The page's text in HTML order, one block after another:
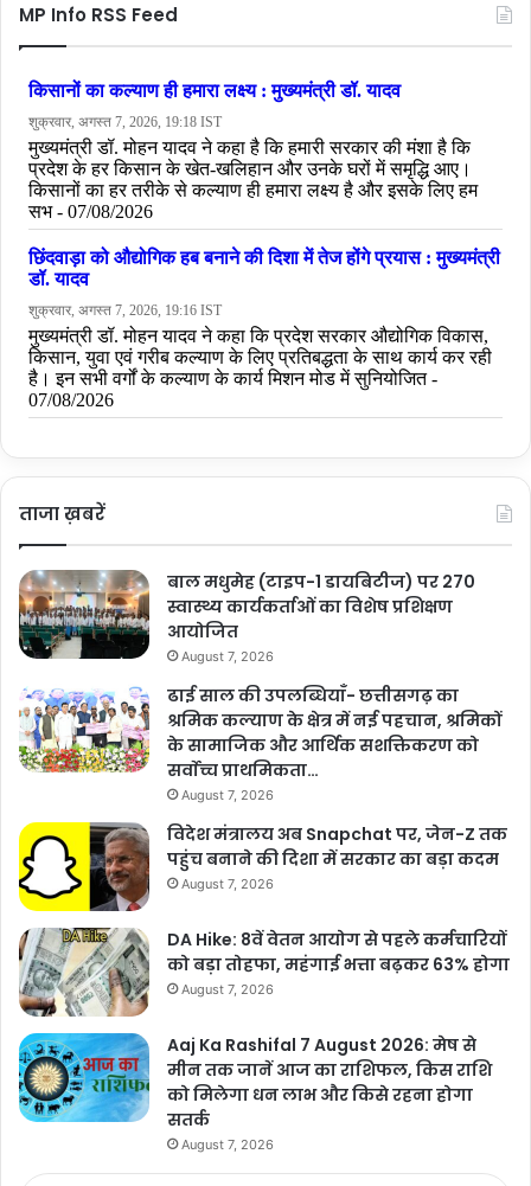
MP Info RSS Feed
ताजा ख़बरें
बाल मधुमेह (टाइप-1 डायबिटीज) पर 270
स्वास्थ्य कार्यकर्ताओं का विशेष प्रशिक्षण
आयोजित
August 7, 2026
ढाई साल की उपलब्धियाँ- छत्तीसगढ़ का
श्रमिक कल्याण के क्षेत्र में नई पहचान, श्रमिकों
के सामाजिक और आर्थिक सशक्तिकरण को
सर्वाेच्च प्राथमिकता…
August 7, 2026
विदेश मंत्रालय अब Snapchat पर, जेन-Z तक
पहुंच बनाने की दिशा में सरकार का बड़ा कदम
August 7, 2026
DA Hike: 8वें वेतन आयोग से पहले कर्मचारियों
को बड़ा तोहफा, महंगाई भत्ता बढ़कर 63% होगा
August 7, 2026
Aaj Ka Rashifal 7 August 2026: मेष से
मीन तक जानें आज का राशिफल, किस राशि
को मिलेगा धन लाभ और किसे रहना होगा
सतर्क
August 7, 2026